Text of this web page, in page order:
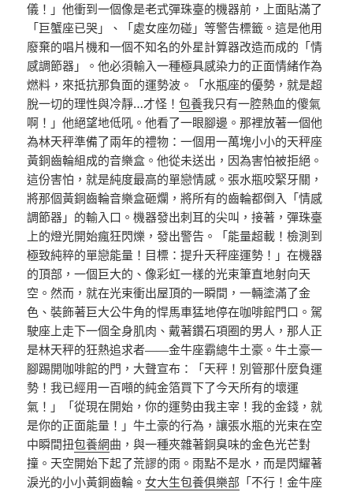
儀！」他衝到一個像是老式彈珠臺的機器前，上面貼滿了
「巨蟹座已哭」、「處女座勿碰」等警告標籤。這是他用
廢棄的唱片機和一個不知名的外星計算器改造而成的「情
感調節器」。他必須輸入一種極具感染力的正面情緒作為
燃料，來抵抗那負面的運勢波。「水瓶座的優勢，就是超
脫一切的理性與冷靜…才怪！包養我只有一腔熱血的傻氣
啊！」他絕望地低吼。他看了一眼腳邊。那裡放著一個他
為林天秤準備了兩年的禮物：一個用一萬塊小小的天秤座
黃銅齒輪組成的音樂盒。他從未送出，因為害怕被拒絕。
這份害怕，就是純度最高的單戀情感。張水瓶咬緊牙關，
將那個黃銅齒輪音樂盒砸爛，將所有的齒輪都倒入「情感
調節器」的輸入口。機器發出刺耳的尖叫，接著，彈珠臺
上的燈光開始瘋狂閃爍，發出警告。「能量超載！檢測到
極致純粹的單戀能量！目標：提升天秤座運勢！」在機器
的頂部，一個巨大的、像彩虹一樣的光束筆直地射向天
空。然而，就在光束衝出屋頂的一瞬間，一輛塗滿了金
色、裝飾著巨大公牛角的悍馬車猛地停在咖啡館門口。駕
駛座上走下一個全身肌肉、戴著鑽石項圈的男人，那人正
是林天秤的狂熱追求者——金牛座霸總牛土豪。牛土豪一
腳踢開咖啡館的門，大聲宣布：「天秤！別管那什麼負運
勢！我已經用一百噸的純金箔買下了今天所有的壞運
氣！」「從現在開始，你的運勢由我主宰！我的金錢，就
是你的正面能量！」牛土豪的行為，讓張水瓶的光束在空
中瞬間扭包養網曲，與一種夾雜著銅臭味的金色光芒對
撞。天空開始下起了荒謬的雨。雨點不是水，而是閃耀著
淚光的小小黃銅齒輪。 女大生包養俱樂部 「不行！金牛座